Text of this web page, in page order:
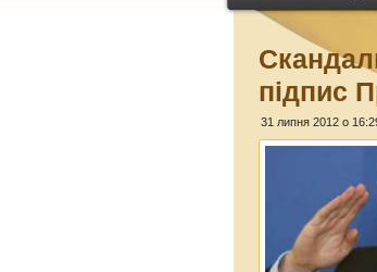
підпис
31 липня 2012 о